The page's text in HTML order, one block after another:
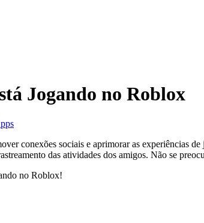
Jogando no Roblox
conexões sociais e aprimorar as experiências
das atividades dos amigos. Não se
no Roblox!